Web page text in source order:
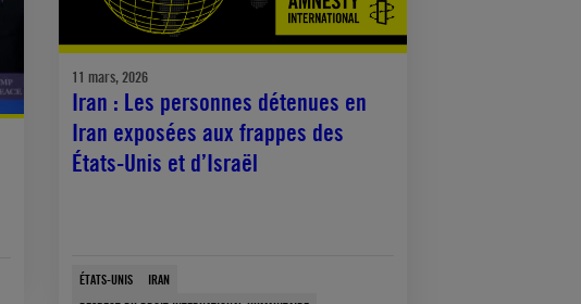
11 mars, 2026
Iran : Les personnes détenues en
Iran exposées aux frappes des
États-Unis et d’Israël
ÉTATS-UNIS
IRAN